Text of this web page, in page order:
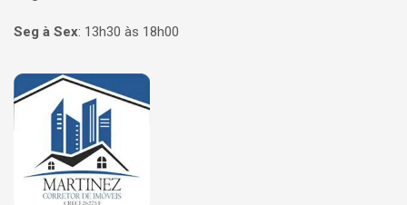
Seg à Sex: 13h30 às 18h00
Página inicial